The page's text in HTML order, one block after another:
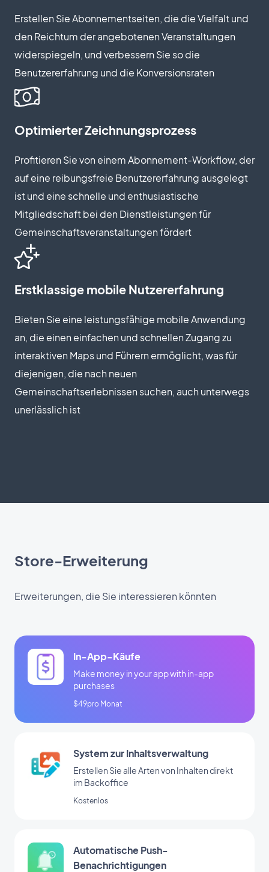
Erstellen Sie Abonnementseiten, die die Vielfalt und
den Reichtum der angebotenen Veranstaltungen
widerspiegeln, und verbessern Sie so die
Benutzererfahrung und die Konversionsraten
Optimierter Zeichnungsprozess
Profitieren Sie von einem Abonnement-Workflow, der
auf eine reibungsfreie Benutzererfahrung ausgelegt
ist und eine schnelle und enthusiastische
Mitgliedschaft bei den Dienstleistungen für
Gemeinschaftsveranstaltungen fördert
Erstklassige mobile Nutzererfahrung
Bieten Sie eine leistungsfähige mobile Anwendung
an, die einen einfachen und schnellen Zugang zu
interaktiven Maps und Führern ermöglicht, was für
diejenigen, die nach neuen
Gemeinschaftserlebnissen suchen, auch unterwegs
unerlässlich ist
Store-Erweiterung
Erweiterungen, die Sie interessieren könnten
In-App-Käufe
Make money in your app with in-app
purchases
$49pro Monat
System zur Inhaltsverwaltung
Erstellen Sie alle Arten von Inhalten direkt
im Backoffice
Kostenlos
Automatische Push-
Benachrichtigungen